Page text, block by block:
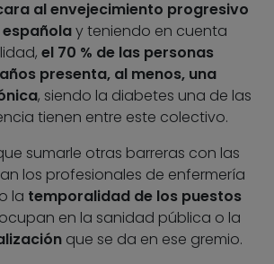
al envejecimiento progresivo
y teniendo en cuenta
el 70 % de las personas
presenta, al menos, una
, siendo la diabetes una de las
tienen entre este colectivo.
sumarle otras barreras con las
los profesionales de enfermería
la temporalidad de los puestos
en la sanidad pública o la
que se da en ese gremio.